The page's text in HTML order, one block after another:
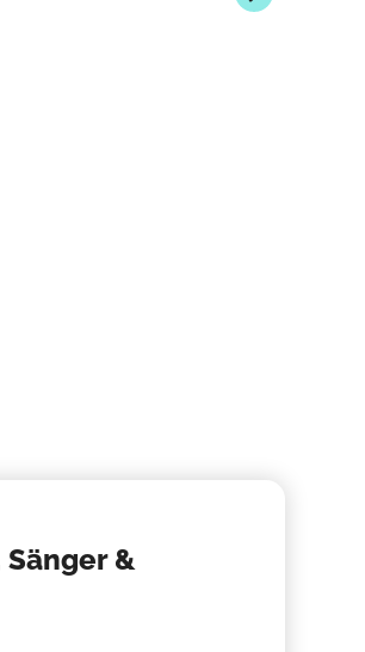
Sänger &